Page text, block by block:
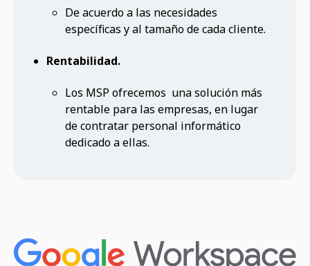
De acuerdo a las necesidades
específicas y al tamaño de cada cliente.
Rentabilidad.
Los MSP ofrecemos una solución más
rentable para las empresas, en lugar
de contratar personal informático
dedicado a ellas.